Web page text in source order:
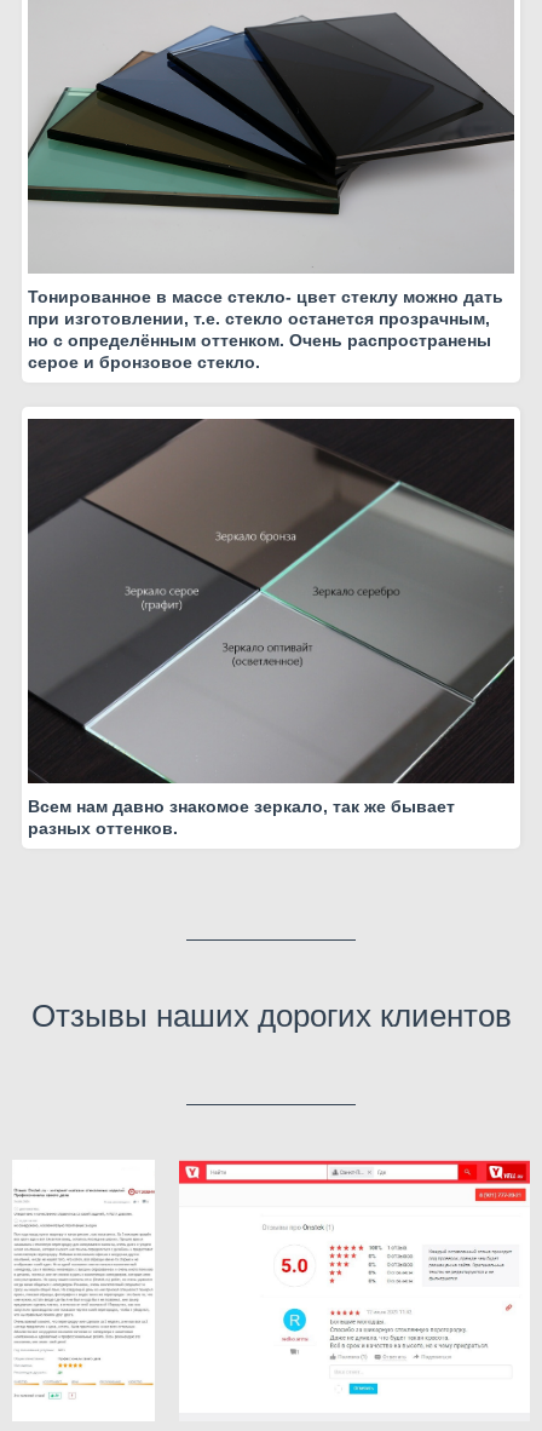
Тонированное в массе стекло- цвет стеклу можно дать
при изготовлении, т.е. стекло останется прозрачным,
но с определённым оттенком. Очень распространены
серое и бронзовое стекло.
Всем нам давно знакомое зеркало, так же бывает
разных оттенков.
Отзывы наших дорогих клиентов